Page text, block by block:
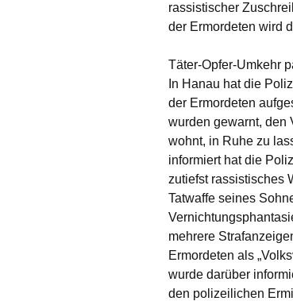
rassistischer
der Ermordeten wird
Täter-Opfer-Umkehr
In Hanau hat die
der Ermordeten
wurden gewarnt, den
wohnt, in Ruhe zu
informiert hat die
zutiefst rassistisches
Tatwaffe seines
mehrere
Ermordeten als
wurde darüber
den polizeilichen